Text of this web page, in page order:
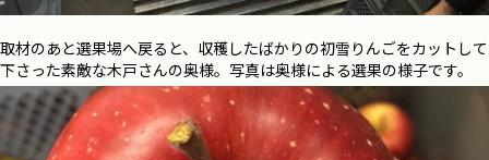
取材のあと選果場へ戻ると、収穫したばかりの初雪りんごをカットして
下さった素敵な木戸さんの奥様。写真は奥様による選果の様子です。